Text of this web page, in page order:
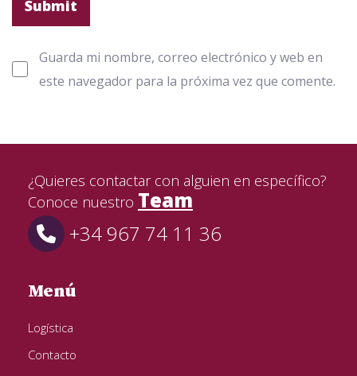
Guarda mi nombre, correo electrónico y web en
este navegador para la próxima vez que comente.
¿Quieres contactar con alguien en específico?
Conoce nuestro Team
+34 967 74 11 36
Menú
Logística
Contacto